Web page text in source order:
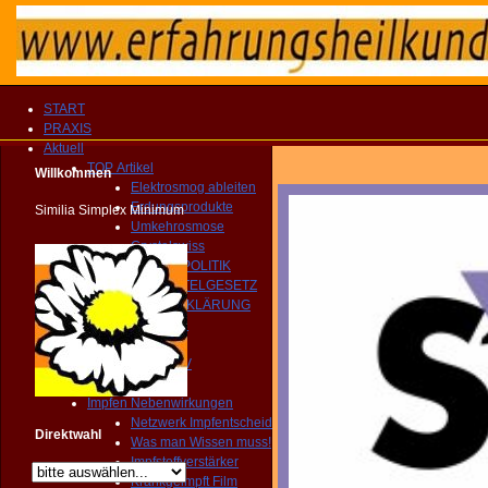
START
PRAXIS
Aktuell
TOP Artikel
Elektrosmog ableiten
Erdungsprodukte
Umkehrosmose
Crystalswiss
GESUNDHEITSPOLITIK
HEILMITTELGESETZ
IMPFAUFKLÄRUNG
YOUTUBE Kanal
IMPRESSIONEN
MEDIEN ARCHIV
Homöopathie TV
Impfen Nebenwirkungen
Netzwerk Impfentscheid
Was man Wissen muss!
Impfstoffverstärker
Krankgeimpft Film
Willkommen
Similia Simplex Minimum
Direktwahl